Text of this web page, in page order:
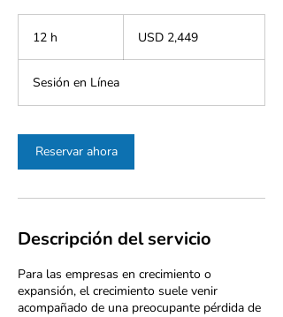
12 h
h
estadounidenses
USD 2,449
Sesión en Línea
Reservar ahora
Descripción del servicio
Para las empresas en crecimiento o
expansión, el crecimiento suele venir
acompañado de una preocupante pérdida de